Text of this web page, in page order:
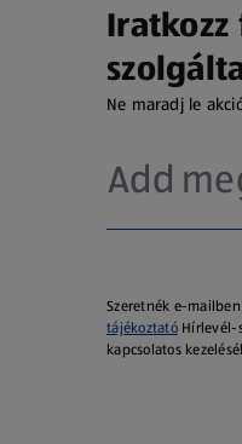
Iratkozz
Ne maradj le
Szeretnék e-
tájékoztatóHírlevél-
kapcsolatos